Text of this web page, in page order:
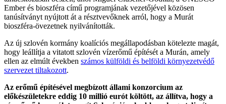
Ember és bioszféra című programjának vezetőjével közösen
tanúsítványt nyújtott át a résztvevőknek arról, hogy a Murát
bioszféra-övezetnek nyilvánították.
Az új szlovén kormány koalíciós megállapodásban kötelezte magát,
hogy leállítja a vitatott szlovén vízerőmű építését a Murán, amely
ellen az elmúlt években számos külföldi és belföldi környezetvédő
szervezet tiltakozott.
Az erőmű építésével megbízott állami konzorcium az
előkészületekre eddig 10 millió eurót költött, az állítva, hogy a